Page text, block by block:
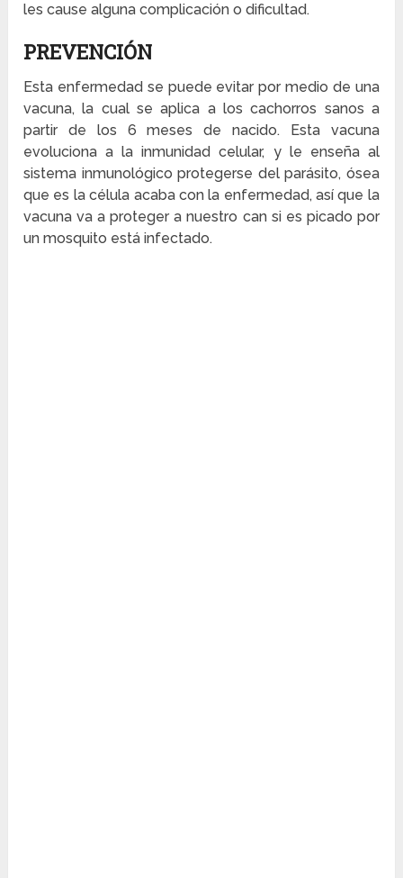
les cause alguna complicación o dificultad.
PREVENCIÓN
Esta enfermedad se puede evitar por medio de una
vacuna, la cual se aplica a los cachorros sanos a
partir de los 6 meses de nacido. Esta vacuna
evoluciona a la inmunidad celular, y le enseña al
sistema inmunológico protegerse del parásito, ósea
que es la célula acaba con la enfermedad, así que la
vacuna va a proteger a nuestro can si es picado por
un mosquito está infectado.